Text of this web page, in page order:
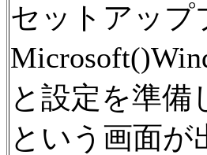
セットアップ
と設定を準備
という画面